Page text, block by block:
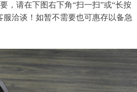
，请在下图右下角“扫一扫”或“长按
服洽谈！如暂不需要也可惠存以备急